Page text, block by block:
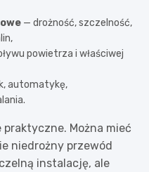
— drożność, szczelność,
powietrza i właściwej
automatykę,
Można mieć
niedrożny przewód
instalację, ale